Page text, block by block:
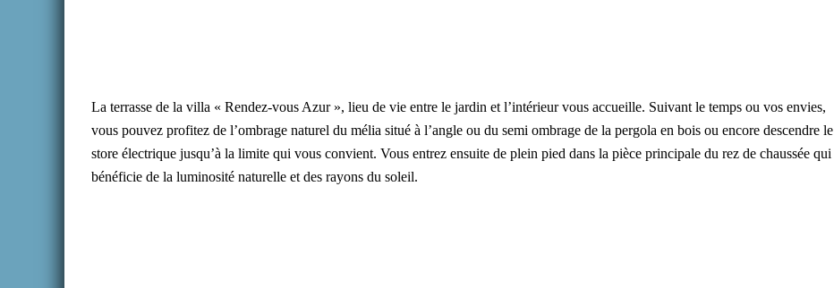
La terrasse de la villa « Rendez-vous Azur », lieu de vie entre le jardin et l’intérieur vous accueille. Suivant le temps ou vos envies,
vous pouvez profitez de l’ombrage naturel du mélia situé à l’angle ou du semi ombrage de la pergola en bois ou encore descendre le
store électrique jusqu’à la limite qui vous convient. Vous entrez ensuite de plein pied dans la pièce principale du rez de chaussée qui
bénéficie de la luminosité naturelle et des rayons du soleil.